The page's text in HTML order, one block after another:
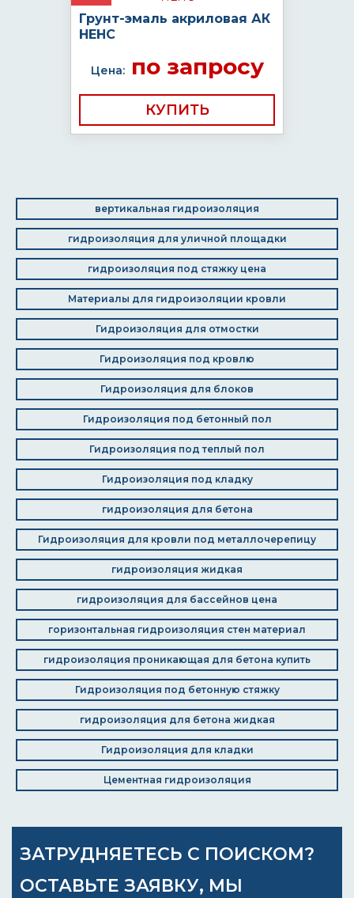
Грунт-эмаль акриловая АК
НЕНС
Цена:по запросу
КУПИТЬ
вертикальная гидроизоляция
гидроизоляция для уличной площадки
гидроизоляция под стяжку цена
Материалы для гидроизоляции кровли
Гидроизоляция для отмостки
Гидроизоляция под кровлю
Гидроизоляция для блоков
Гидроизоляция под бетонный пол
Гидроизоляция под теплый пол
Гидроизоляция под кладку
гидроизоляция для бетона
Гидроизоляция для кровли под металлочерепицу
гидроизоляция жидкая
гидроизоляция для бассейнов цена
горизонтальная гидроизоляция стен материал
гидроизоляция проникающая для бетона купить
Гидроизоляция под бетонную стяжку
гидроизоляция для бетона жидкая
Гидроизоляция для кладки
Цементная гидроизоляция
ЗАТРУДНЯЕТЕСЬ С ПОИСКОМ?
ОСТАВЬТЕ ЗАЯВКУ, МЫ